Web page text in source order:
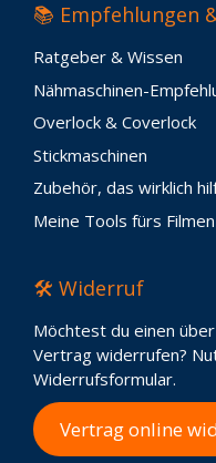
📚 Empfehlungen
Ratgeber & Wissen
Nähmaschinen-
Overlock & Coverlock
Stickmaschinen
Zubehör, das wirklich
Meine Tools fürs Filmen
🛠️ Widerruf
Möchtest du einen
Vertrag widerrufen?
Widerrufsformular.
Vertrag online